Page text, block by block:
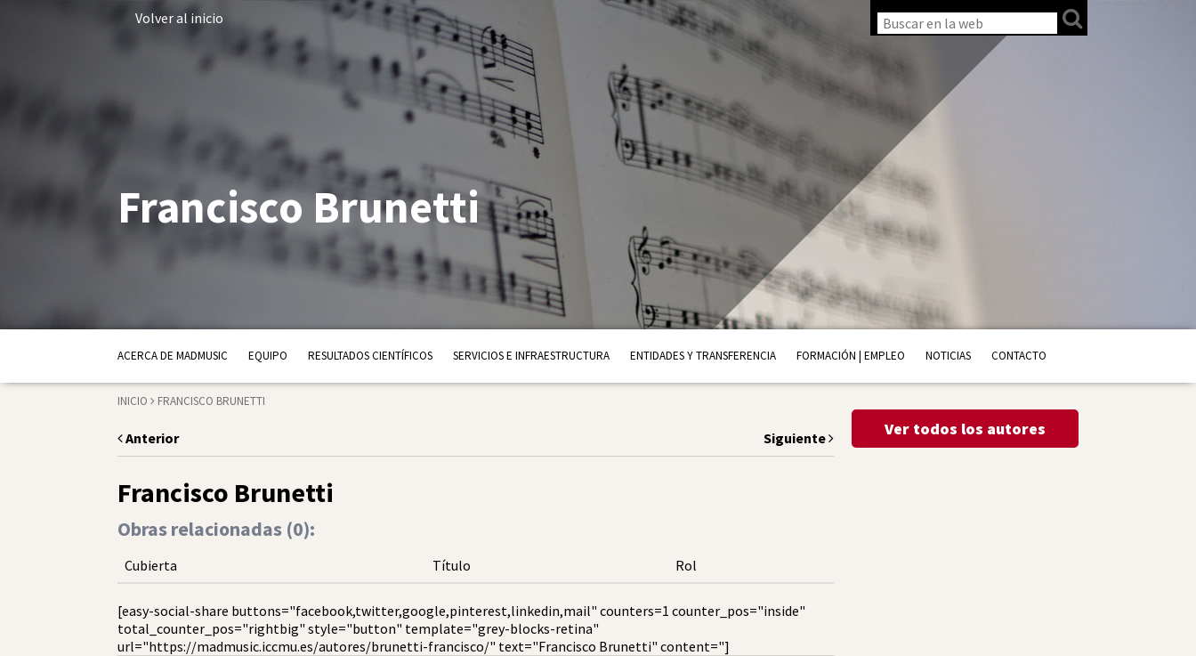
Volver al inicio
Francisco Brunetti
ACERCA DE MADMUSIC EQUIPO RESULTADOS CIENTÍFICOS SERVICIOS E INFRAESTRUCTURA ENTIDADES Y TRANSFERENCIA FORMACIÓN | EMPLEO NOTICIAS CONTACTO
INICIO FRANCISCO BRUNETTI
Anterior Siguiente
Francisco Brunetti
Obras relacionadas (0):
Cubierta Título Rol
[easy-social-share buttons="facebook,twitter,google,pinterest,linkedin,mail" counters=1 counter_pos="inside"
total_counter_pos="rightbig" style="button" template="grey-blocks-retina"
url="https://madmusic.iccmu.es/autores/brunetti-francisco/" text="Francisco Brunetti" content="]
Ver todos los autores